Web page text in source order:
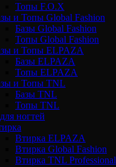
Топы F.O.X
и Топы Global Fashion
Базы Global Fashion
Топы Global Fashion
и Топы ELPAZA
Базы ELPAZA
Топы ELPAZA
и Топы TNL
Базы TNL
Топы TNL
ногтей
Втирка ELPAZA
Втирка Global Fashion
Втирка TNL Professional